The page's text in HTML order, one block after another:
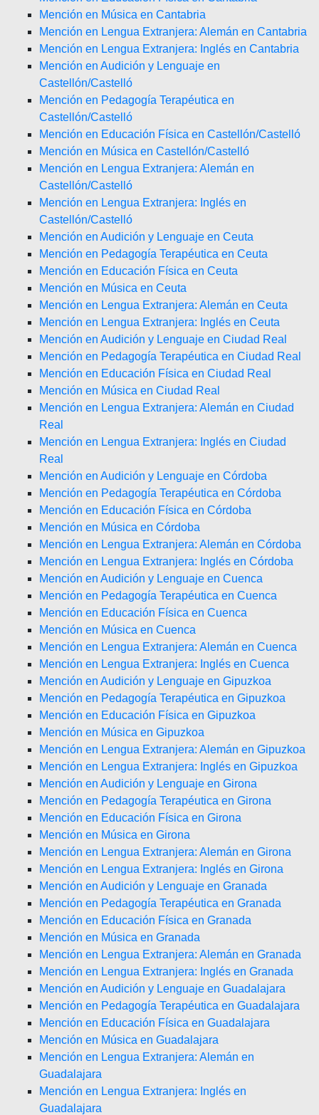
Mención en Música en Cantabria
Mención en Lengua Extranjera: Alemán en Cantabria
Mención en Lengua Extranjera: Inglés en Cantabria
Mención en Audición y Lenguaje en
Castellón/Castelló
Mención en Pedagogía Terapéutica en
Castellón/Castelló
Mención en Educación Física en Castellón/Castelló
Mención en Música en Castellón/Castelló
Mención en Lengua Extranjera: Alemán en
Castellón/Castelló
Mención en Lengua Extranjera: Inglés en
Castellón/Castelló
Mención en Audición y Lenguaje en Ceuta
Mención en Pedagogía Terapéutica en Ceuta
Mención en Educación Física en Ceuta
Mención en Música en Ceuta
Mención en Lengua Extranjera: Alemán en Ceuta
Mención en Lengua Extranjera: Inglés en Ceuta
Mención en Audición y Lenguaje en Ciudad Real
Mención en Pedagogía Terapéutica en Ciudad Real
Mención en Educación Física en Ciudad Real
Mención en Música en Ciudad Real
Mención en Lengua Extranjera: Alemán en Ciudad
Real
Mención en Lengua Extranjera: Inglés en Ciudad
Real
Mención en Audición y Lenguaje en Córdoba
Mención en Pedagogía Terapéutica en Córdoba
Mención en Educación Física en Córdoba
Mención en Música en Córdoba
Mención en Lengua Extranjera: Alemán en Córdoba
Mención en Lengua Extranjera: Inglés en Córdoba
Mención en Audición y Lenguaje en Cuenca
Mención en Pedagogía Terapéutica en Cuenca
Mención en Educación Física en Cuenca
Mención en Música en Cuenca
Mención en Lengua Extranjera: Alemán en Cuenca
Mención en Lengua Extranjera: Inglés en Cuenca
Mención en Audición y Lenguaje en Gipuzkoa
Mención en Pedagogía Terapéutica en Gipuzkoa
Mención en Educación Física en Gipuzkoa
Mención en Música en Gipuzkoa
Mención en Lengua Extranjera: Alemán en Gipuzkoa
Mención en Lengua Extranjera: Inglés en Gipuzkoa
Mención en Audición y Lenguaje en Girona
Mención en Pedagogía Terapéutica en Girona
Mención en Educación Física en Girona
Mención en Música en Girona
Mención en Lengua Extranjera: Alemán en Girona
Mención en Lengua Extranjera: Inglés en Girona
Mención en Audición y Lenguaje en Granada
Mención en Pedagogía Terapéutica en Granada
Mención en Educación Física en Granada
Mención en Música en Granada
Mención en Lengua Extranjera: Alemán en Granada
Mención en Lengua Extranjera: Inglés en Granada
Mención en Audición y Lenguaje en Guadalajara
Mención en Pedagogía Terapéutica en Guadalajara
Mención en Educación Física en Guadalajara
Mención en Música en Guadalajara
Mención en Lengua Extranjera: Alemán en
Guadalajara
Mención en Lengua Extranjera: Inglés en
Guadalajara